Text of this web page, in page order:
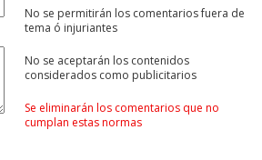
No se permitirán los comentarios fuera de
tema ó injuriantes
No se aceptarán los contenidos
considerados como publicitarios
Se eliminarán los comentarios que no
cumplan estas normas